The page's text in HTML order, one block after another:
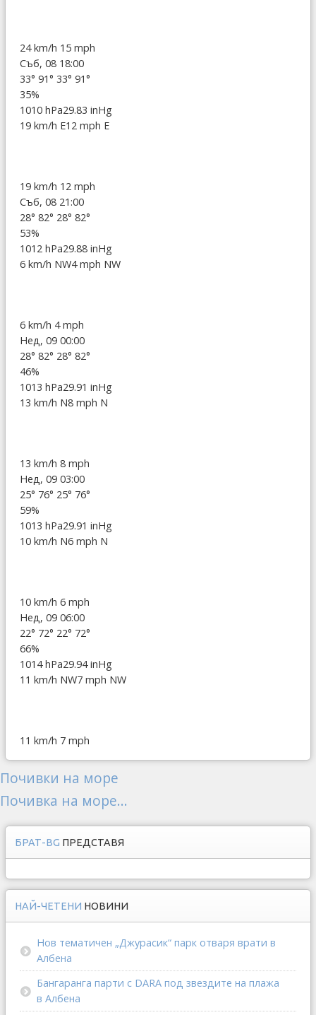
24 km/h 15 mph
Съб, 08 18:00
33° 91° 33° 91°
35%
1010 hPa29.83 inHg
19 km/h E12 mph E
19 km/h 12 mph
Съб, 08 21:00
28° 82° 28° 82°
53%
1012 hPa29.88 inHg
6 km/h NW4 mph NW
6 km/h 4 mph
Нед, 09 00:00
28° 82° 28° 82°
46%
1013 hPa29.91 inHg
13 km/h N8 mph N
13 km/h 8 mph
Нед, 09 03:00
25° 76° 25° 76°
59%
1013 hPa29.91 inHg
10 km/h N6 mph N
10 km/h 6 mph
Нед, 09 06:00
22° 72° 22° 72°
66%
1014 hPa29.94 inHg
11 km/h NW7 mph NW
11 km/h 7 mph
Почивки на море
Почивка на море...
БРАТ-BG ПРЕДСТАВЯ
НАЙ-ЧЕТЕНИ НОВИНИ
Нов тематичен „Джурасик“ парк отваря врати в
Албена
Бангаранга парти с DARA под звездите на плажа
в Албена